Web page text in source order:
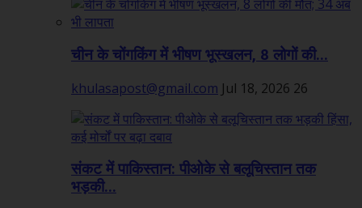
चीन के चोंगकिंग में भीषण भूस्खलन, 8 लोगों की...
khulasapost@gmail.com Jul 18, 2026 26
संकट में पाकिस्तान: पीओके से बलूचिस्तान तक
भड़की...